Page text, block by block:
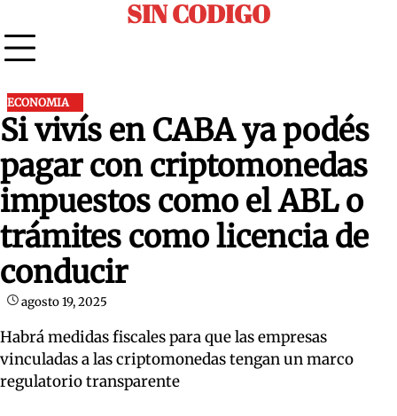
to
content
SIN CODIGO
ECONOMIA
Si vivís en CABA ya podés
pagar con criptomonedas
impuestos como el ABL o
trámites como licencia de
conducir
agosto 19, 2025
Habrá medidas fiscales para que las empresas
vinculadas a las criptomonedas tengan un marco
regulatorio transparente